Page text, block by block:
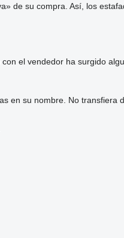
de su compra. Así, los
el vendedor ha surgido
en su nombre. No transfiera